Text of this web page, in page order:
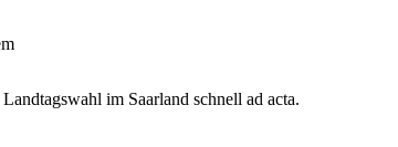
im Saarland schnell ad acta.